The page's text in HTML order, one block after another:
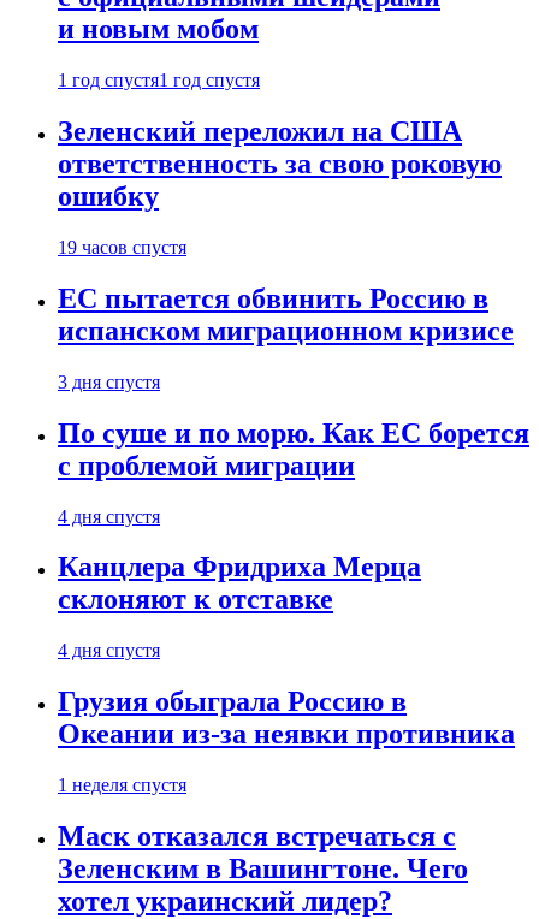
и новым мобом
1 год спустя1 год спустя
Зеленский переложил на США
ответственность за свою роковую
ошибку
19 часов спустя
ЕС пытается обвинить Россию в
испанском миграционном кризисе
3 дня спустя
По суше и по морю. Как ЕС борется
с проблемой миграции
4 дня спустя
Канцлера Фридриха Мерца
склоняют к отставке
4 дня спустя
Грузия обыграла Россию в
Океании из-за неявки противника
1 неделя спустя
Маск отказался встречаться с
Зеленским в Вашингтоне. Чего
хотел украинский лидер?